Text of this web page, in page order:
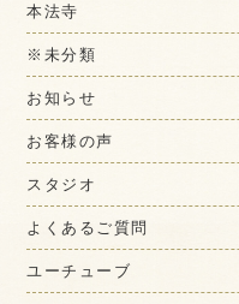
本法寺
※未分類
お知らせ
お客様の声
スタジオ
よくあるご質問
ユーチューブ